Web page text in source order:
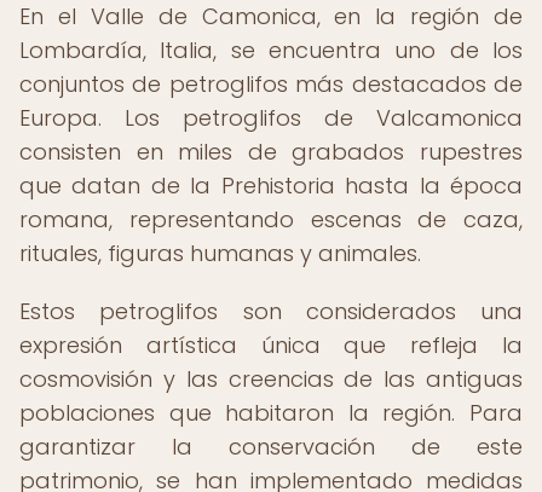
En el Valle de Camonica, en la región de
Lombardía, Italia, se encuentra uno de los
conjuntos de petroglifos más destacados de
Europa. Los petroglifos de Valcamonica
consisten en miles de grabados rupestres
que datan de la Prehistoria hasta la época
romana, representando escenas de caza,
rituales, figuras humanas y animales.
Estos petroglifos son considerados una
expresión artística única que refleja la
cosmovisión y las creencias de las antiguas
poblaciones que habitaron la región. Para
garantizar la conservación de este
patrimonio, se han implementado medidas